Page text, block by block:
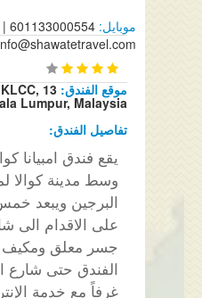
موبايل: 601133000554 |
موقع الفندق: KLCC,
Lumpur, Malaysia
تفاصيل الفندق:
يقع فندق امبيانا
وسط مدينة كوالا
البرجين ويبعد
على الاقدام الى
جسر معلق ومكيف
الفندق حتى شارع
غرفاً مع خدمة